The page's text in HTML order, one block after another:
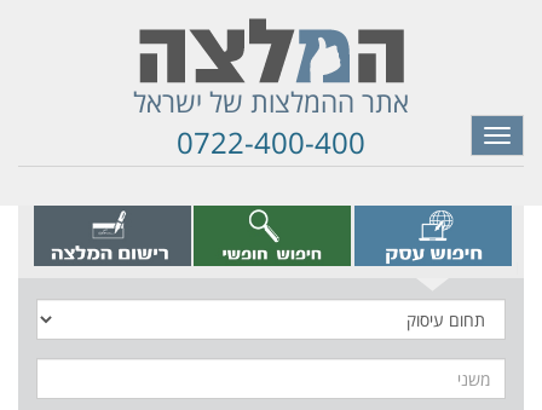
אתר ההמלצות של ישראל
0722-400-400
Toggle
navigation
עיסוק